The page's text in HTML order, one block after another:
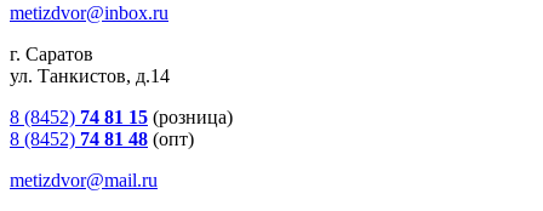
metizdvor@inbox.ru
г. Саратов
ул. Танкистов, д.14
8 (8452) 74 81 15 (розница)
8 (8452) 74 81 48 (опт)
metizdvor@mail.ru